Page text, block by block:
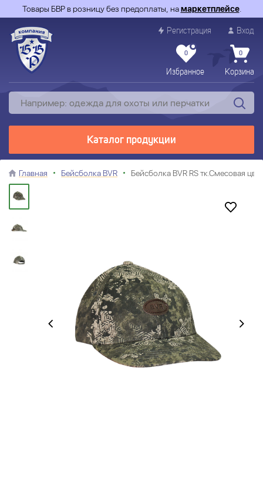
Товары БВР в розницу без предоплаты, намаркетплейсе.
Регистрация Вход
0
Избранное
0
Корзина
Каталог продукции
Главная Бейсболка BVR Бейсболка BVR RS тк.Смесовая